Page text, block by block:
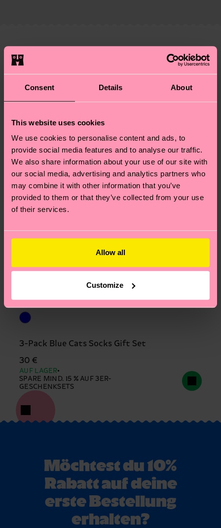
Consent Details About
This website uses cookies
We use cookies to personalise content and ads, to
provide social media features and to analyse our traffic.
We also share information about your use of our site with
our social media, advertising and analytics partners who
may combine it with other information that you’ve
provided to them or that they’ve collected from your use
of their services.
Allow all
Customize
dass es sich hierbei um einen Richtwert handelt
und die genaue Lieferzeit von der lokalen Post in
am häufigsten gestellten Fragen.
Neuheit
3-Pack Blue Cats Socks Gift Set
30 €
AUF LAGER
SPARE MIND. 15 % AUF 3ER-
GESCHENKSETS
Möchtest du 10%
Rabatt auf deine
erste Bestellung
erhalten?